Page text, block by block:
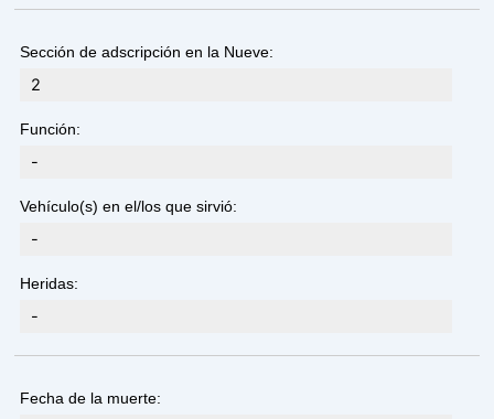
Sección de adscripción en la Nueve:
2
Función:
-
Vehículo(s) en el/los que sirvió:
-
Heridas:
-
Fecha de la muerte: